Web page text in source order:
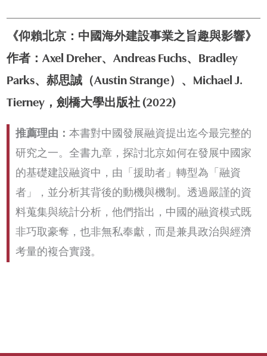
《仰賴北京：中國海外建設事業之旨趣與影響》
作者：Axel Dreher、Andreas Fuchs、Bradley
Parks、郝思誠（Austin Strange）、Michael J.
Tierney，劍橋大學出版社 (2022)
推薦理由： 本書對中國發展融資提出迄今最完整的
研究之一。全書九章，探討北京如何在發展中國家
的基礎建設融資中，由「援助者」轉型為「融資
者」，並分析其背後的動機與機制。透過嚴謹的資
料蒐集與統計分析，他們指出，中國的融資模式既
非巧取豪奪，也非無私奉獻，而是兼具政治與經濟
考量的複合實踐。